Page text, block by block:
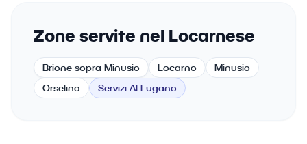
Zone servite nel Locarnese
Brione sopra Minusio Locarno
Minusio
Orselina
Servizi AI Lugano